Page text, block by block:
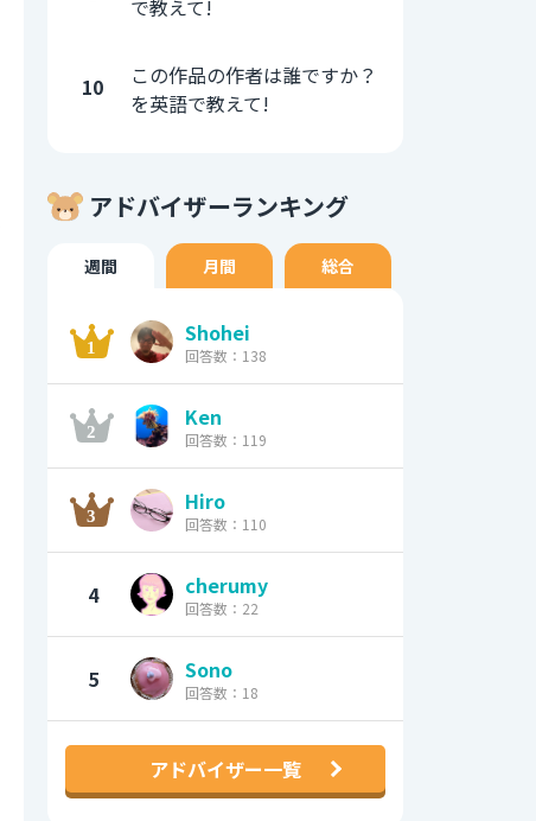
で教えて!
10
この作品の作者は誰ですか？
を英語で教えて!
アドバイザーランキング
週間 月間 総合
Shohei
回答数：138
Ken
回答数：119
Hiro
回答数：110
4 cherumy
回答数：22
5 Sono
回答数：18
アドバイザー一覧